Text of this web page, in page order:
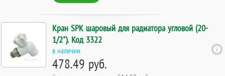
Кран SPK шаровый для радиатора угловой (20-
1/2"). Код 3322
в наличии
478.49 руб.